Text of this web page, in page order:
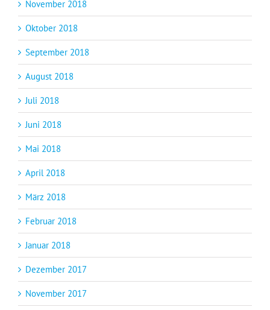
November 2018
Oktober 2018
September 2018
August 2018
Juli 2018
Juni 2018
Mai 2018
April 2018
März 2018
Februar 2018
Januar 2018
Dezember 2017
November 2017